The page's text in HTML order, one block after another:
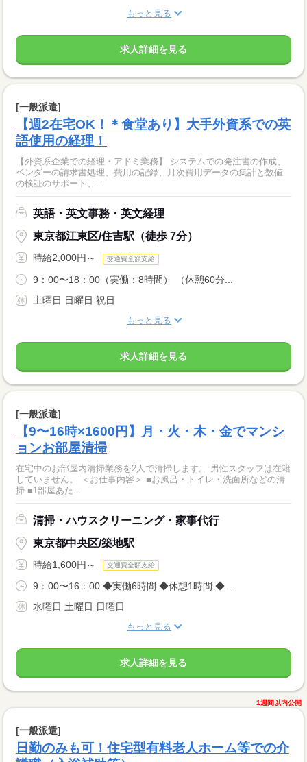
もっと見る
求人詳細を見る
[一般派遣]
【週2在宅OK！＊食堂あり】大手外資系での英
語使用の経理！
【外資系企業での経理・アドミ業務】 システムでの発注書の作成、
ベンダーの請求書処理、費用の記録、月次費用データの集計と数値
の検証のサポート、...
英語・英文事務・英文経理
東京都江東区/住吉駅（徒歩 7分）
時給2,000円～ 交通費全額支給
9：00〜18：00（実働：8時間） （休憩60分...
土曜日 日曜日 祝日
もっと見る
求人詳細を見る
[一般派遣]
【9〜16時×1600円】月・火・木・金でマンシ
ョンお部屋清掃
在宅中のお部屋内清掃業務を2人で清掃します。 男性スタッフは在籍
していません。 ＜お仕事内容＞ ■お風呂・トイレ・洗面所などの清
掃 ■1部屋あた...
清掃・ハウスクリーニング・家事代行
東京都中央区/築地駅
時給1,600円～ 交通費全額支給
9：00〜16：00 ◆実働6時間 ◆休憩1時間 ◆...
水曜日 土曜日 日曜日
もっと見る
求人詳細を見る
1週間以内公開
[一般派遣]
日勤のみも可！住宅型有料老人ホーム等での介